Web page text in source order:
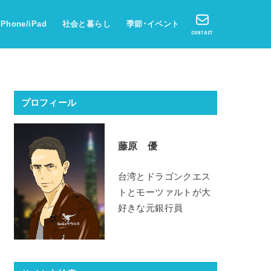
iPad 社会と暮らし 季節･イベント
CONTACT
プロフィール
藤原 優
台湾とドラゴンクエス
トとモーツァルトが大
好きな元銀行員